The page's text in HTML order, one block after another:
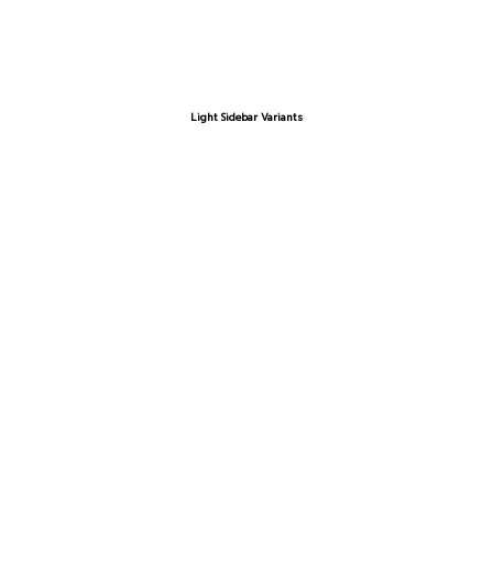
Light Sidebar Variants